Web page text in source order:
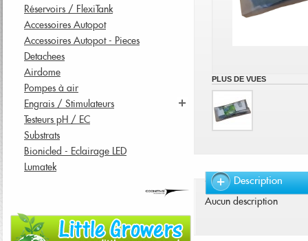
PLUS DE VUES
Description
Aucun description
Réservoirs / FlexiTank
Accessoires Autopot
Accessoires Autopot - Pieces
Detachees
Airdome
Pompes à air
Engrais / Stimulateurs
Testeurs pH / EC
Substrats
Bionicled - Eclairage LED
Lumatek